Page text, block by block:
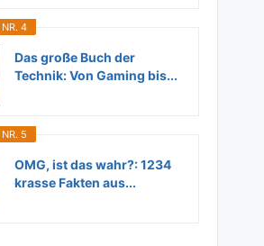
NR. 4
Das große Buch der
Technik: Von Gaming bis...
5
OMG, ist das wahr?: 1234
krasse Fakten aus...